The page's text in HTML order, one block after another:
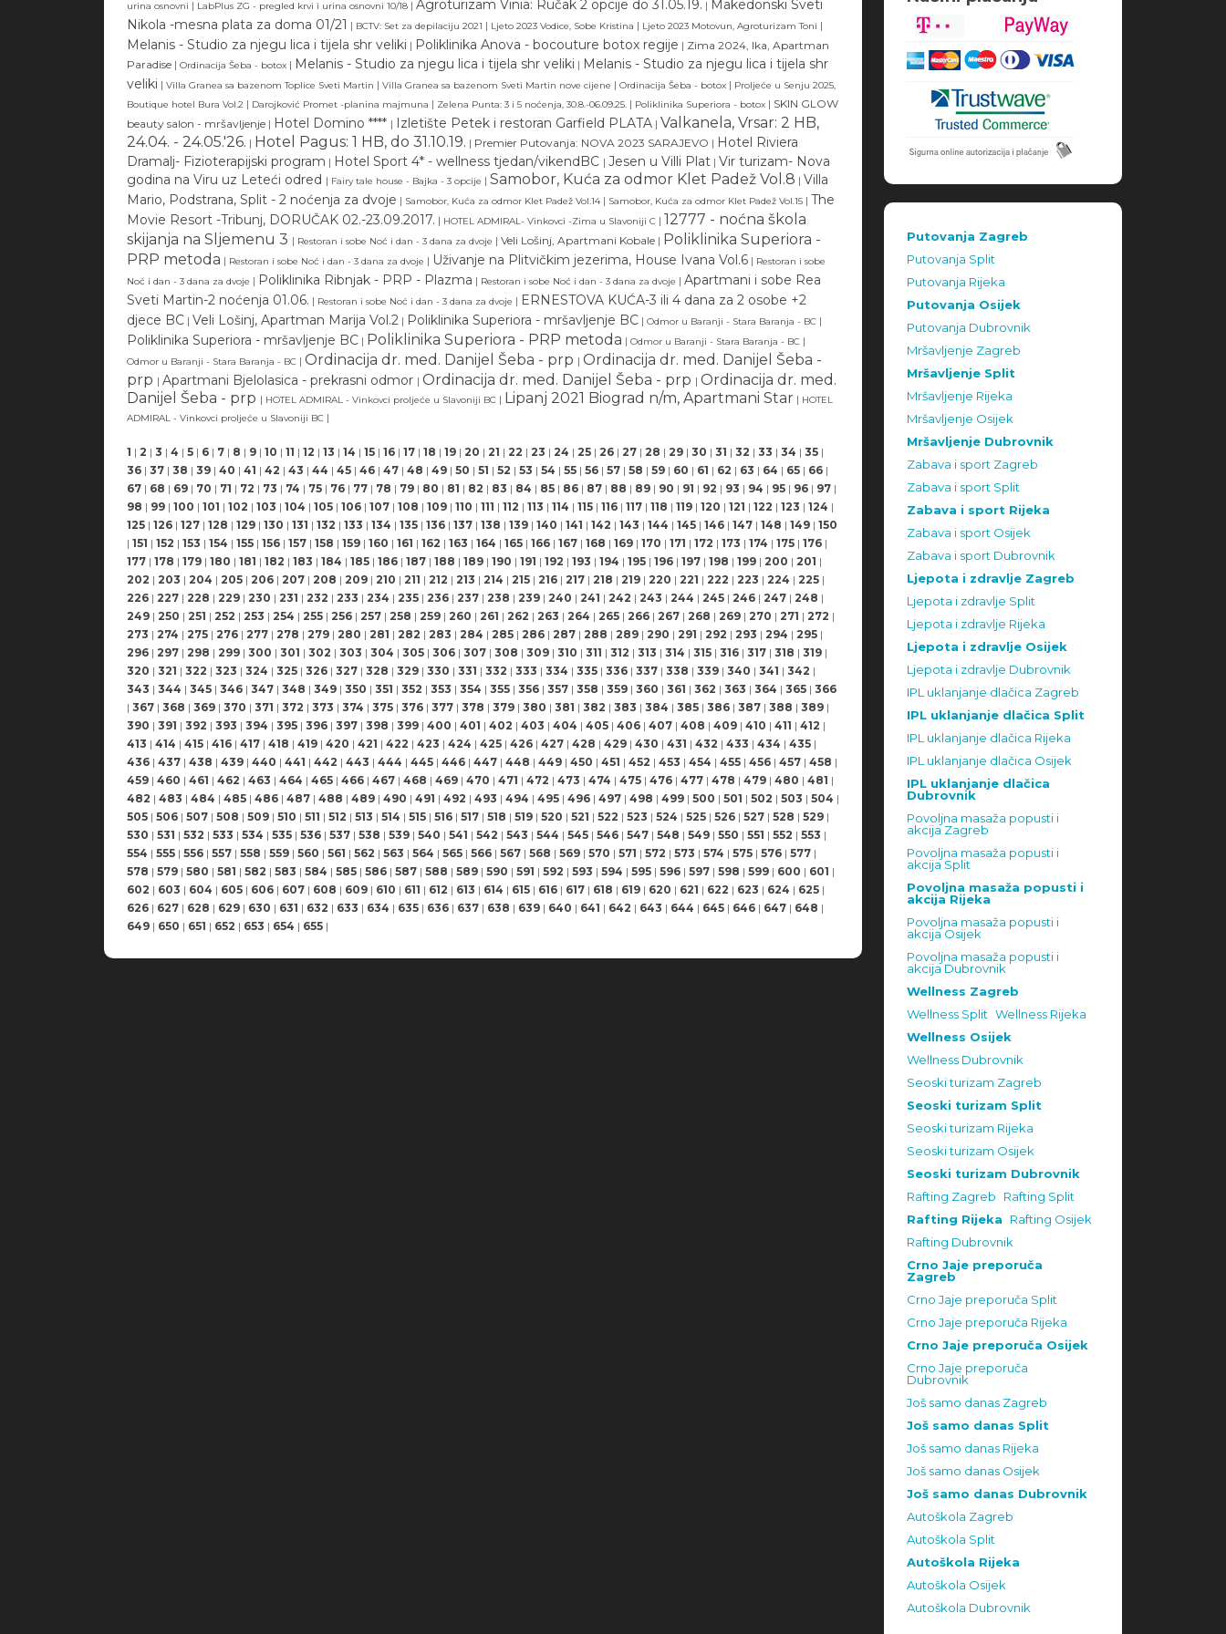
urina osnovni | LabPlus ZG - pregled krvi i urina osnovni 10/18 | Agroturizam Vinia: Ručak 2 opcije do 31.05.19. | Makedonski Sveti
Nikola -mesna plata za doma 01/21 | BCTV: Set za depilaciju 2021 | Ljeto 2023 Vodice, Sobe Kristina | Ljeto 2023 Motovun, Agroturizam Toni |
Melanis - Studio za njegu lica i tijela shr veliki | Poliklinika Anova - bocouture botox regije | Zima 2024, Ika, Apartman
Paradise | Ordinacija Šeba - botox | Melanis - Studio za njegu lica i tijela shr veliki | Melanis - Studio za njegu lica i tijela shr
veliki | Villa Granea sa bazenom Toplice Sveti Martin | Villa Granea sa bazenom Sveti Martin nove cijene | Ordinacija Šeba - botox | Proljeće u Senju 2025,
Boutique hotel Bura Vol.2 | Darojković Promet -planina majmuna | Zelena Punta: 3 i 5 noćenja, 30.8.-06.09.25. | Poliklinika Superiora - botox | SKIN GLOW
beauty salon - mršavljenje | Hotel Domino **** | Izletište Petek i restoran Garfield PLATA | Valkanela, Vrsar: 2 HB,
24.04. - 24.05.'26. | Hotel Pagus: 1 HB, do 31.10.19. | Premier Putovanja: NOVA 2023 SARAJEVO | Hotel Riviera
Dramalj- Fizioterapijski program | Hotel Sport 4* - wellness tjedan/vikendBC | Jesen u Villi Plat | Vir turizam- Nova
godina na Viru uz Leteći odred | Fairy tale house - Bajka - 3 opcije | Samobor, Kuća za odmor Klet Padež Vol.8 | Villa
Mario, Podstrana, Split - 2 noćenja za dvoje | Samobor, Kuća za odmor Klet Padež Vol.14 | Samobor, Kuća za odmor Klet Padež Vol.15 | The
Movie Resort -Tribunj, DORUČAK 02.-23.09.2017. | HOTEL ADMIRAL- Vinkovci -Zima u Slavoniji C | 12777 - noćna škola
skijanja na Sljemenu 3 | Restoran i sobe Noć i dan - 3 dana za dvoje | Veli Lošinj, Apartmani Kobale | Poliklinika Superiora -
PRP metoda | Restoran i sobe Noć i dan - 3 dana za dvoje | Uživanje na Plitvičkim jezerima, House Ivana Vol.6 | Restoran i sobe
Noć i dan - 3 dana za dvoje | Poliklinika Ribnjak - PRP - Plazma | Restoran i sobe Noć i dan - 3 dana za dvoje | Apartmani i sobe Rea
Sveti Martin-2 noćenja 01.06. | Restoran i sobe Noć i dan - 3 dana za dvoje | ERNESTOVA KUĆA-3 ili 4 dana za 2 osobe +2
djece BC | Veli Lošinj, Apartman Marija Vol.2 | Poliklinika Superiora - mršavljenje BC | Odmor u Baranji - Stara Baranja - BC |
Poliklinika Superiora - mršavljenje BC | Poliklinika Superiora - PRP metoda | Odmor u Baranji - Stara Baranja - BC |
Odmor u Baranji - Stara Baranja - BC | Ordinacija dr. med. Danijel Šeba - prp | Ordinacija dr. med. Danijel Šeba -
prp | Apartmani Bjelolasica - prekrasni odmor | Ordinacija dr. med. Danijel Šeba - prp | Ordinacija dr. med.
Danijel Šeba - prp | HOTEL ADMIRAL - Vinkovci proljeće u Slavoniji BC | Lipanj 2021 Biograd n/m, Apartmani Star | HOTEL
ADMIRAL - Vinkovci proljeće u Slavoniji BC |
1 | 2 | 3 | 4 | 5 | 6 | 7 | 8 | 9 | 10 | 11 | 12 | 13 | 14 | 15 | 16 | 17 | 18 | 19 | 20 | 21 | 22 | 23 | 24 | 25 | 26 | 27 | 28 | 29 | 30 | 31 | 32 | 33 | 34 | 35 |
36 | 37 | 38 | 39 | 40 | 41 | 42 | 43 | 44 | 45 | 46 | 47 | 48 | 49 | 50 | 51 | 52 | 53 | 54 | 55 | 56 | 57 | 58 | 59 | 60 | 61 | 62 | 63 | 64 | 65 | 66 |
67 | 68 | 69 | 70 | 71 | 72 | 73 | 74 | 75 | 76 | 77 | 78 | 79 | 80 | 81 | 82 | 83 | 84 | 85 | 86 | 87 | 88 | 89 | 90 | 91 | 92 | 93 | 94 | 95 | 96 | 97 |
98 | 99 | 100 | 101 | 102 | 103 | 104 | 105 | 106 | 107 | 108 | 109 | 110 | 111 | 112 | 113 | 114 | 115 | 116 | 117 | 118 | 119 | 120 | 121 | 122 | 123 | 124 |
125 | 126 | 127 | 128 | 129 | 130 | 131 | 132 | 133 | 134 | 135 | 136 | 137 | 138 | 139 | 140 | 141 | 142 | 143 | 144 | 145 | 146 | 147 | 148 | 149 | 150
| 151 | 152 | 153 | 154 | 155 | 156 | 157 | 158 | 159 | 160 | 161 | 162 | 163 | 164 | 165 | 166 | 167 | 168 | 169 | 170 | 171 | 172 | 173 | 174 | 175 | 176 |
177 | 178 | 179 | 180 | 181 | 182 | 183 | 184 | 185 | 186 | 187 | 188 | 189 | 190 | 191 | 192 | 193 | 194 | 195 | 196 | 197 | 198 | 199 | 200 | 201 |
202 | 203 | 204 | 205 | 206 | 207 | 208 | 209 | 210 | 211 | 212 | 213 | 214 | 215 | 216 | 217 | 218 | 219 | 220 | 221 | 222 | 223 | 224 | 225 |
226 | 227 | 228 | 229 | 230 | 231 | 232 | 233 | 234 | 235 | 236 | 237 | 238 | 239 | 240 | 241 | 242 | 243 | 244 | 245 | 246 | 247 | 248 |
249 | 250 | 251 | 252 | 253 | 254 | 255 | 256 | 257 | 258 | 259 | 260 | 261 | 262 | 263 | 264 | 265 | 266 | 267 | 268 | 269 | 270 | 271 | 272 |
273 | 274 | 275 | 276 | 277 | 278 | 279 | 280 | 281 | 282 | 283 | 284 | 285 | 286 | 287 | 288 | 289 | 290 | 291 | 292 | 293 | 294 | 295 |
296 | 297 | 298 | 299 | 300 | 301 | 302 | 303 | 304 | 305 | 306 | 307 | 308 | 309 | 310 | 311 | 312 | 313 | 314 | 315 | 316 | 317 | 318 | 319 |
320 | 321 | 322 | 323 | 324 | 325 | 326 | 327 | 328 | 329 | 330 | 331 | 332 | 333 | 334 | 335 | 336 | 337 | 338 | 339 | 340 | 341 | 342 |
343 | 344 | 345 | 346 | 347 | 348 | 349 | 350 | 351 | 352 | 353 | 354 | 355 | 356 | 357 | 358 | 359 | 360 | 361 | 362 | 363 | 364 | 365 | 366
| 367 | 368 | 369 | 370 | 371 | 372 | 373 | 374 | 375 | 376 | 377 | 378 | 379 | 380 | 381 | 382 | 383 | 384 | 385 | 386 | 387 | 388 | 389 |
390 | 391 | 392 | 393 | 394 | 395 | 396 | 397 | 398 | 399 | 400 | 401 | 402 | 403 | 404 | 405 | 406 | 407 | 408 | 409 | 410 | 411 | 412 |
413 | 414 | 415 | 416 | 417 | 418 | 419 | 420 | 421 | 422 | 423 | 424 | 425 | 426 | 427 | 428 | 429 | 430 | 431 | 432 | 433 | 434 | 435 |
436 | 437 | 438 | 439 | 440 | 441 | 442 | 443 | 444 | 445 | 446 | 447 | 448 | 449 | 450 | 451 | 452 | 453 | 454 | 455 | 456 | 457 | 458 |
459 | 460 | 461 | 462 | 463 | 464 | 465 | 466 | 467 | 468 | 469 | 470 | 471 | 472 | 473 | 474 | 475 | 476 | 477 | 478 | 479 | 480 | 481 |
482 | 483 | 484 | 485 | 486 | 487 | 488 | 489 | 490 | 491 | 492 | 493 | 494 | 495 | 496 | 497 | 498 | 499 | 500 | 501 | 502 | 503 | 504 |
505 | 506 | 507 | 508 | 509 | 510 | 511 | 512 | 513 | 514 | 515 | 516 | 517 | 518 | 519 | 520 | 521 | 522 | 523 | 524 | 525 | 526 | 527 | 528 | 529 |
530 | 531 | 532 | 533 | 534 | 535 | 536 | 537 | 538 | 539 | 540 | 541 | 542 | 543 | 544 | 545 | 546 | 547 | 548 | 549 | 550 | 551 | 552 | 553 |
554 | 555 | 556 | 557 | 558 | 559 | 560 | 561 | 562 | 563 | 564 | 565 | 566 | 567 | 568 | 569 | 570 | 571 | 572 | 573 | 574 | 575 | 576 | 577 |
578 | 579 | 580 | 581 | 582 | 583 | 584 | 585 | 586 | 587 | 588 | 589 | 590 | 591 | 592 | 593 | 594 | 595 | 596 | 597 | 598 | 599 | 600 | 601 |
602 | 603 | 604 | 605 | 606 | 607 | 608 | 609 | 610 | 611 | 612 | 613 | 614 | 615 | 616 | 617 | 618 | 619 | 620 | 621 | 622 | 623 | 624 | 625 |
626 | 627 | 628 | 629 | 630 | 631 | 632 | 633 | 634 | 635 | 636 | 637 | 638 | 639 | 640 | 641 | 642 | 643 | 644 | 645 | 646 | 647 | 648 |
649 | 650 | 651 | 652 | 653 | 654 | 655 |
Putovanja Zagreb
Putovanja Split
Putovanja Rijeka
Putovanja Osijek
Putovanja Dubrovnik
Mršavljenje Zagreb
Mršavljenje Split
Mršavljenje Rijeka
Mršavljenje Osijek
Mršavljenje Dubrovnik
Zabava i sport Zagreb
Zabava i sport Split
Zabava i sport Rijeka
Zabava i sport Osijek
Zabava i sport Dubrovnik
Ljepota i zdravlje Zagreb
Ljepota i zdravlje Split
Ljepota i zdravlje Rijeka
Ljepota i zdravlje Osijek
Ljepota i zdravlje Dubrovnik
IPL uklanjanje dlačica Zagreb
IPL uklanjanje dlačica Split
IPL uklanjanje dlačica Rijeka
IPL uklanjanje dlačica Osijek
IPL uklanjanje dlačica
Dubrovnik
Povoljna masaža popusti i
akcija Zagreb
Povoljna masaža popusti i
akcija Split
Povoljna masaža popusti i
akcija Rijeka
Povoljna masaža popusti i
akcija Osijek
Povoljna masaža popusti i
akcija Dubrovnik
Wellness Zagreb
Wellness Split Wellness Rijeka
Wellness Osijek
Wellness Dubrovnik
Seoski turizam Zagreb
Seoski turizam Split
Seoski turizam Rijeka
Seoski turizam Osijek
Seoski turizam Dubrovnik
Rafting Zagreb
Rafting Split
Rafting Rijeka
Rafting Osijek
Rafting Dubrovnik
Crno Jaje preporuča
Zagreb
Crno Jaje preporuča Split
Crno Jaje preporuča Rijeka
Crno Jaje preporuča Osijek
Crno Jaje preporuča
Dubrovnik
Još samo danas Zagreb
Još samo danas Split
Još samo danas Rijeka
Još samo danas Osijek
Još samo danas Dubrovnik
Autoškola Zagreb
Autoškola Split
Autoškola Rijeka
Autoškola Osijek
Autoškola Dubrovnik